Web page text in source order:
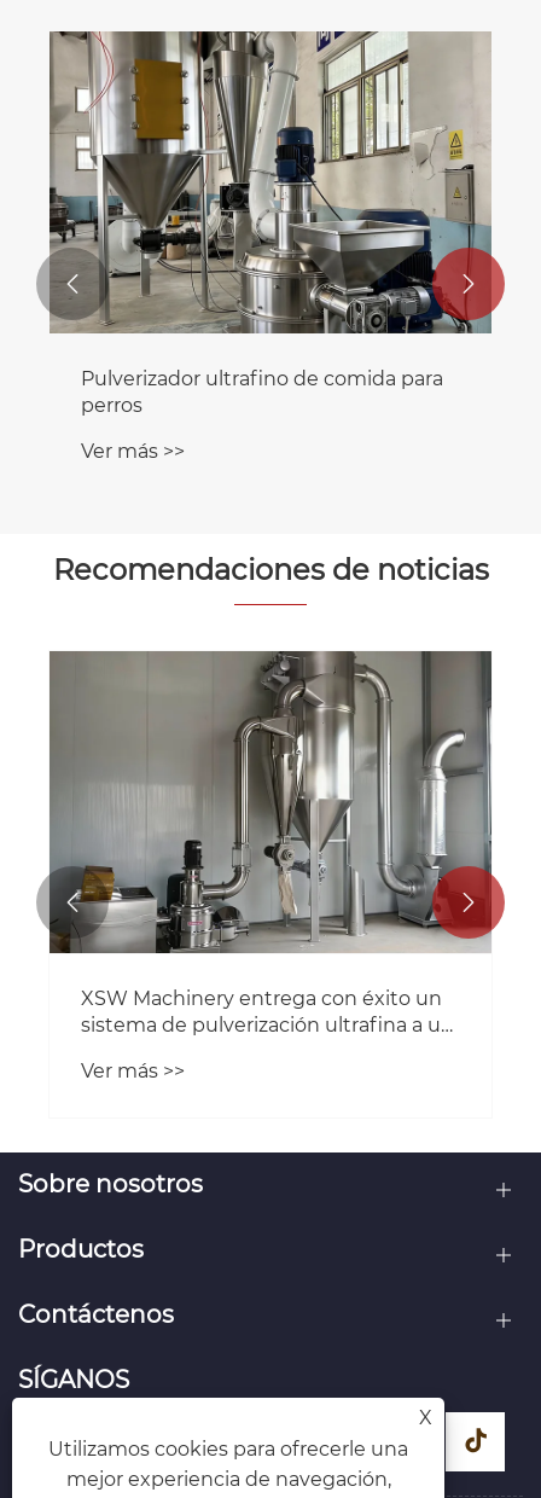
Pulverizador ultrafino de comida para
perros
Ver más >>
 
Recomendaciones de noticias
XSW Machinery entrega con éxito un
sistema de pulverización ultrafina a un
Ver más >>
 
Sobre nosotros
Productos
Contáctenos
SÍGANOS
X
Utilizamos cookies para ofrecerle una
mejor experiencia de navegación,